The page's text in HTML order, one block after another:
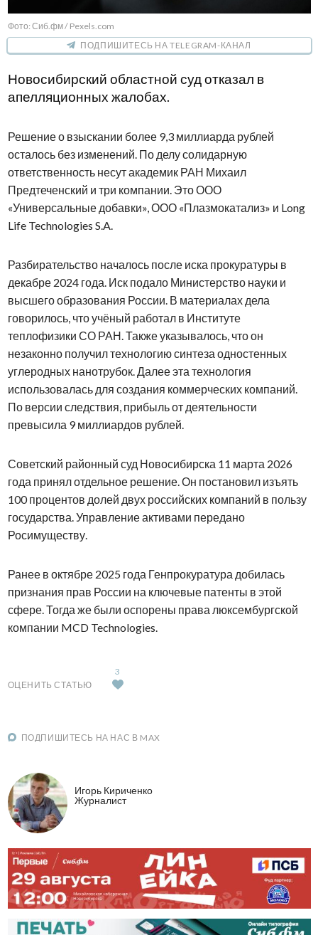
Фото: Сиб.фм / Pexels.com
ПОДПИШИТЕСЬ НА TELEGRAM-КАНАЛ
Новосибирский областной суд отказал в
апелляционных жалобах.
Решение о взыскании более 9,3 миллиарда рублей
осталось без изменений. По делу солидарную
ответственность несут академик РАН Михаил
Предтеченский и три компании. Это ООО
«Универсальные добавки», ООО «Плазмокатализ» и Long
Life Technologies S.A.
Разбирательство началось после иска прокуратуры в
декабре 2024 года. Иск подало Министерство науки и
высшего образования России. В материалах дела
говорилось, что учёный работал в Институте
теплофизики СО РАН. Также указывалось, что он
незаконно получил технологию синтеза одностенных
углеродных нанотрубок. Далее эта технология
использовалась для создания коммерческих компаний.
По версии следствия, прибыль от деятельности
превысила 9 миллиардов рублей.
Советский районный суд Новосибирска 11 марта 2026
года принял отдельное решение. Он постановил изъять
100 процентов долей двух российских компаний в пользу
государства. Управление активами передано
Росимуществу.
Ранее в октябре 2025 года Генпрокуратура добилась
признания прав России на ключевые патенты в этой
сфере. Тогда же были оспорены права люксембургской
компании MCD Technologies.
ОЦЕНИТЬ СТАТЬЮ
3
ПОДПИШИТЕСЬ НА НАС В MAX
Игорь Кириченко
Журналист